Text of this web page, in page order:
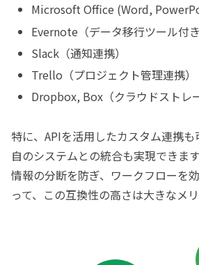
Microsoft Office (Word,
Evernote（データ移行ツール付き
Slack（通知連携）
Trello（プロジェクト管理連携）
Dropbox, Box（クラウドストレ
特に、APIを活用したカスタム連携
自のシステムとの統合も実現できます
情報の分断を防ぎ、ワークフローを
って、この互換性の高さは大きなメ